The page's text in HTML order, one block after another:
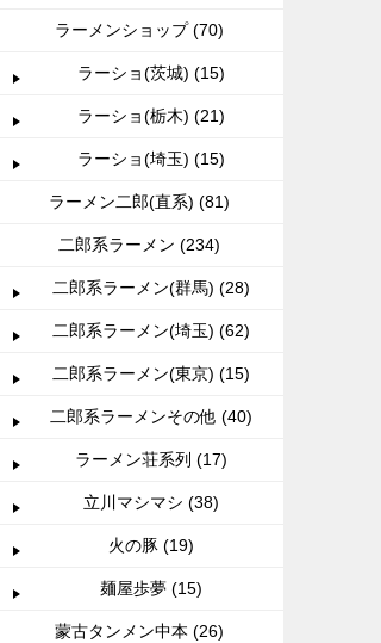
ラーメンショップ (70)
ラーショ(茨城) (15)
ラーショ(栃木) (21)
ラーショ(埼玉) (15)
ラーメン二郎(直系) (81)
二郎系ラーメン (234)
二郎系ラーメン(群馬) (28)
二郎系ラーメン(埼玉) (62)
二郎系ラーメン(東京) (15)
二郎系ラーメンその他 (40)
ラーメン荘系列 (17)
立川マシマシ (38)
火の豚 (19)
麺屋歩夢 (15)
蒙古タンメン中本 (26)